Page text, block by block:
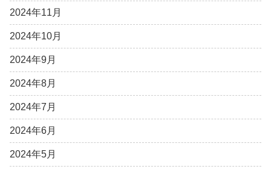
2024年11月
2024年10月
2024年9月
2024年8月
2024年7月
2024年6月
2024年5月